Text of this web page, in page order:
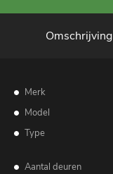
Omschrijving
Merk
Model
Type
Aantal deuren